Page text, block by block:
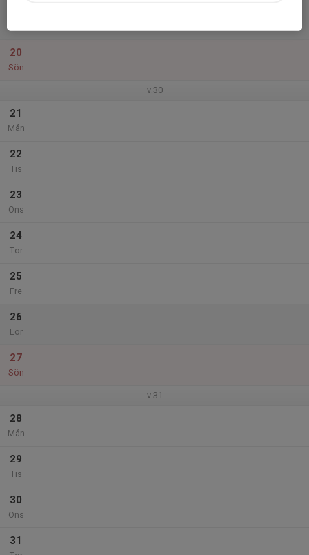
20
Sön
v.30
21
Mån
22
Tis
23
Ons
24
Tor
25
Fre
26
Lör
27
Sön
v.31
28
Mån
29
Tis
30
Ons
31